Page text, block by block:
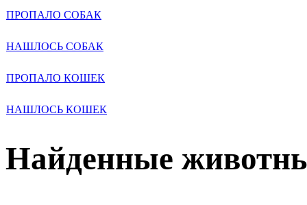
ПРОПАЛО СОБАК
НАШЛОСЬ СОБАК
ПРОПАЛО КОШЕК
НАШЛОСЬ КОШЕК
Найденные